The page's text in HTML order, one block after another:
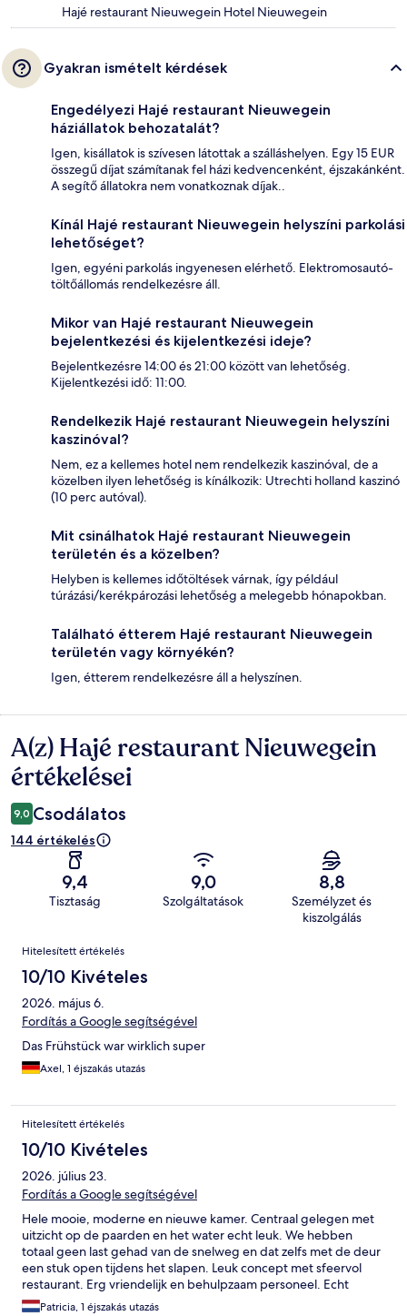
Hajé restaurant Nieuwegein Hotel Nieuwegein
Gyakran ismételt kérdések
Engedélyezi Hajé restaurant Nieuwegein
háziállatok behozatalát?
Igen, kisállatok is szívesen látottak a szálláshelyen. Egy 15 EUR
összegű díjat számítanak fel házi kedvencenként, éjszakánként.
A segítő állatokra nem vonatkoznak díjak..
Kínál Hajé restaurant Nieuwegein helyszíni parkolási
lehetőséget?
Igen, egyéni parkolás ingyenesen elérhető. Elektromosautó-
töltőállomás rendelkezésre áll.
Mikor van Hajé restaurant Nieuwegein
bejelentkezési és kijelentkezési ideje?
Bejelentkezésre 14:00 és 21:00 között van lehetőség.
Kijelentkezési idő: 11:00.
Rendelkezik Hajé restaurant Nieuwegein helyszíni
kaszinóval?
Nem, ez a kellemes hotel nem rendelkezik kaszinóval, de a
közelben ilyen lehetőség is kínálkozik: Utrechti holland kaszinó
(10 perc autóval).
Mit csinálhatok Hajé restaurant Nieuwegein
területén és a közelben?
Helyben is kellemes időtöltések várnak, így például
túrázási/kerékpározási lehetőség a melegebb hónapokban.
Található étterem Hajé restaurant Nieuwegein
területén vagy környékén?
Igen, étterem rendelkezésre áll a helyszínen.
Értékelések
A(z) Hajé restaurant Nieuwegein
értékelései
9,0 Csodálatos
144 értékelés
9,4
Tisztaság
9,0
Szolgáltatások
8,8
Személyzet és
kiszolgálás
Értékelések
Hitelesített értékelés
10/10 Kivételes
2026. május 6.
Fordítás a Google segítségével
Das Frühstück war wirklich super
Axel, 1 éjszakás utazás
Hitelesített értékelés
10/10 Kivételes
2026. július 23.
Fordítás a Google segítségével
Hele mooie, moderne en nieuwe kamer. Centraal gelegen met
uitzicht op de paarden en het water echt leuk. We hebben
totaal geen last gehad van de snelweg en dat zelfs met de deur
een stuk open tijdens het slapen. Leuk concept met sfeervol
restaurant. Erg vriendelijk en behulpzaam personeel. Echt
positief verrast!
Patricia, 1 éjszakás utazás